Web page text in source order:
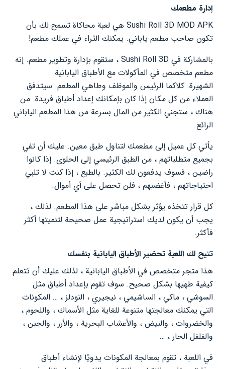
إدارة مطعمك
Sushi Roll 3D MOD APK هي لعبة محاكاة تسمح لك بأن
تكون صاحب مطعم ياباني. يمكنك الثراء في عملك مطعم!
بالمشاركة في Sushi Roll 3D ، ستقوم بإدارة وتطوير مطعم. إنه
مطعم متخصص في المأكولات مع الأطباق اليابانية
الشهيرة. كلاكما الرئيس والموظف وطاهي المطعم. سيتدفق
العملاء من كل مكان إذا كان بإمكانك إعداد أطباق فريدة. من
هناك ، ستجني الكثير من المال بسرعة من هذا المطعم الياباني
الرائع.
يأتي كل عميل إلى مطعمك لتناول طبق معين. عليك أن تفي
بجميع متطلباتهم ، من الطبق الرئيسي إلى الحلوى. إذا كانوا
راضين ، فسوف يدفعون لك الكثير. بالطبع ، إذا كنت لا تلبي
احتياجاتهم ، فأغضبهم ، فلن تحصل على أي أموال.
كل قرار تتخذه يؤثر بشكل مباشر على هذا المطعم. لذلك ،
يجب أن يكون لديك استراتيجية عمل صحيحة لتنميتها أكثر
فأكثر.
تتيح لك اللعبة تحضير الأطباق اليابانية بنفسك
هذا متجر متخصص في الأطباق اليابانية ، لذلك عليك أن تتعلم
كيفية طهيها بشكل صحيح. سوف تقوم بإعداد أطباق مثل
السوشي ، ماكي ، الساشيمي ، نيجيري ، النودلز ، … المكونات
التي يمكنك معالجتها متنوعة للغاية مثل الأسماك ، واللحوم ،
والخضروات ، والبيض ، والأعشاب البحرية ، والأرز ، والجبن ،
والفلفل الحار ، …
في اللعبة ، تقوم بمعالجة المكونات يدويًا لإنشاء أطباق